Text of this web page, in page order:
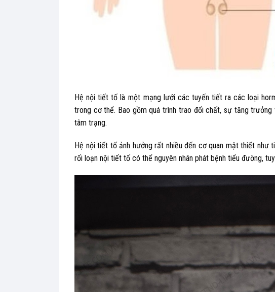
Hệ nội tiết tố là một mạng lưới các tuyến tiết ra các loại
trong cơ thể. Bao gồm quá trình trao đổi chất, sự tăng
tâm trạng.
Hệ nội tiết tố ảnh hưởng rất nhiều đến cơ quan mật thiết như
rối loạn nội tiết tố có thể nguyên nhân phát bệnh tiểu đường,